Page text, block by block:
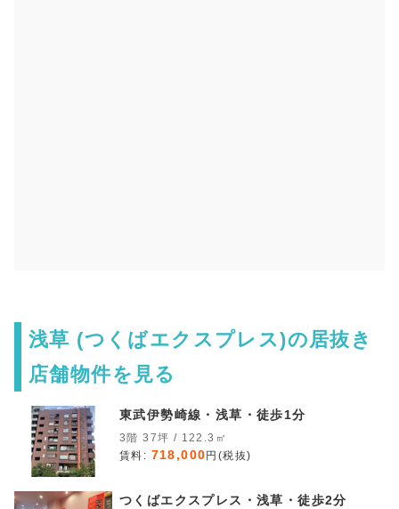
浅草 (つくばエクスプレス)の居抜き
店舗物件を見る
東武伊勢崎線・浅草・徒歩1分
3階 37坪 / 122.3㎡
賃料: 718,000 円(税抜)
つくばエクスプレス・浅草・徒歩2分